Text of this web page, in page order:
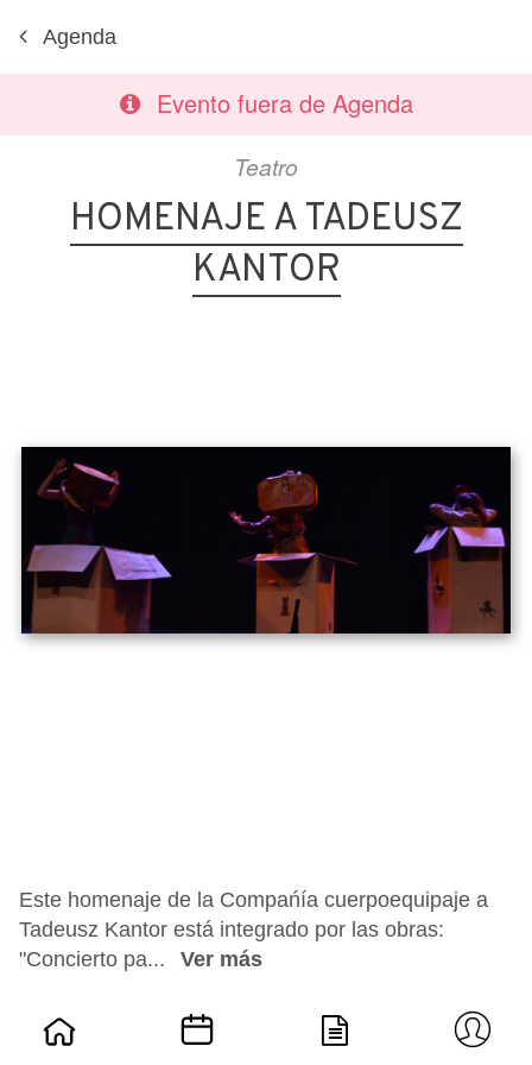
Agenda
Evento fuera de Agenda
Teatro
HOMENAJE A TADEUSZ
KANTOR
Este homenaje de la Compańía cuerpoequipaje a
Tadeusz Kantor está integrado por las obras:
"Concierto pa...
Ver más